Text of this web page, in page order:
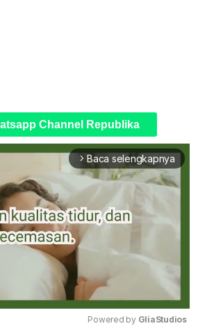
Channel Republika
arrow_forward_ios Baca selengkapnya
Powered by GliaStudios